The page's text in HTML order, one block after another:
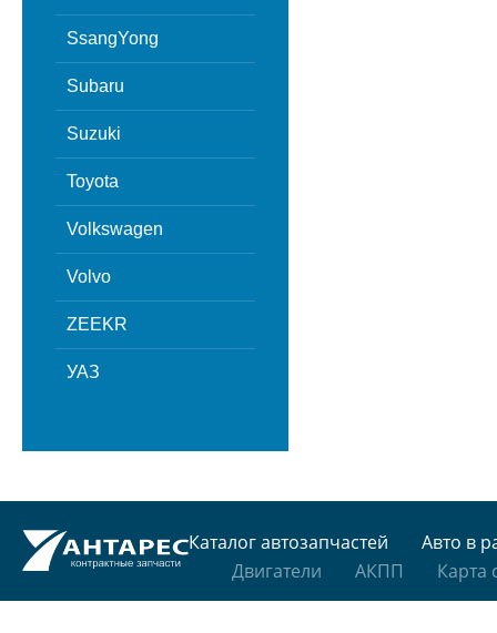
SsangYong
Subaru
Suzuki
Toyota
Volkswagen
Volvo
ZEEKR
УАЗ
Каталог автозапчастей
Авто в
Двигатели
АКПП Карта